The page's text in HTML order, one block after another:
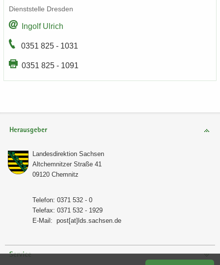
Dienst­stel­le Dres­den
In­golf Ul­rich
0351 825 - 1031
0351 825 - 1091
Herausgeber
Lan­des­di­rek­ti­on Sach­sen
Alt­chem­nit­zer Stra­ße 41
09120 Chem­nitz
Te­le­fon: 0371 532 - 0
Te­le­fax: 0371 532 - 1929
E-​Mail: post[at]lds.sach­sen.de
Service